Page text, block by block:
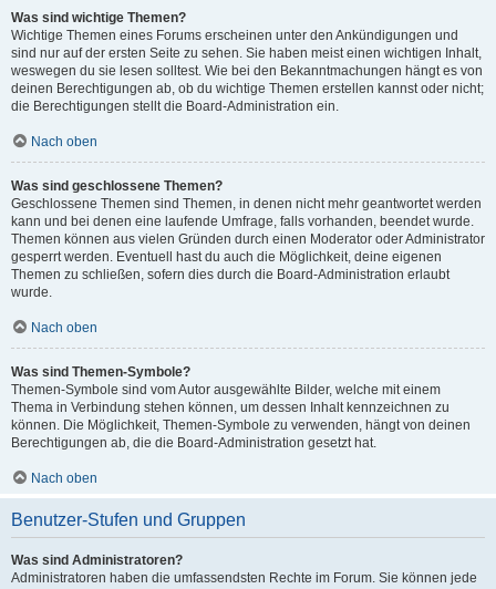
Was sind wichtige Themen?
Wichtige Themen eines Forums erscheinen unter den Ankündigungen und
sind nur auf der ersten Seite zu sehen. Sie haben meist einen wichtigen Inhalt,
weswegen du sie lesen solltest. Wie bei den Bekanntmachungen hängt es von
deinen Berechtigungen ab, ob du wichtige Themen erstellen kannst oder nicht;
die Berechtigungen stellt die Board-Administration ein.
Nach oben
Was sind geschlossene Themen?
Geschlossene Themen sind Themen, in denen nicht mehr geantwortet werden
kann und bei denen eine laufende Umfrage, falls vorhanden, beendet wurde.
Themen können aus vielen Gründen durch einen Moderator oder Administrator
gesperrt werden. Eventuell hast du auch die Möglichkeit, deine eigenen
Themen zu schließen, sofern dies durch die Board-Administration erlaubt
wurde.
Nach oben
Was sind Themen-Symbole?
Themen-Symbole sind vom Autor ausgewählte Bilder, welche mit einem
Thema in Verbindung stehen können, um dessen Inhalt kennzeichnen zu
können. Die Möglichkeit, Themen-Symbole zu verwenden, hängt von deinen
Berechtigungen ab, die die Board-Administration gesetzt hat.
Nach oben
Benutzer-Stufen und Gruppen
Was sind Administratoren?
Administratoren haben die umfassendsten Rechte im Forum. Sie können jede